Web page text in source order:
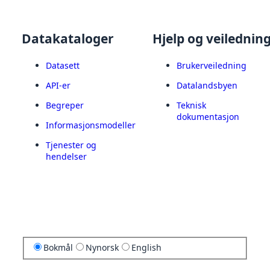
Datakataloger
Datasett
API-er
Begreper
Informasjonsmodeller
Tjenester og
hendelser
Hjelp og
Brukerveiledning
Datalandsbyen
Teknisk
dokumentasjon
Bokmål Nynorsk English